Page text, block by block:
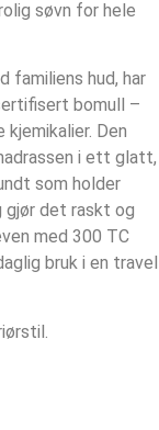
søvn for hele
familiens hud, har
bomull –
Den
i ett glatt,
som holder
gjør det raskt og
med 300 TC
bruk i en travel